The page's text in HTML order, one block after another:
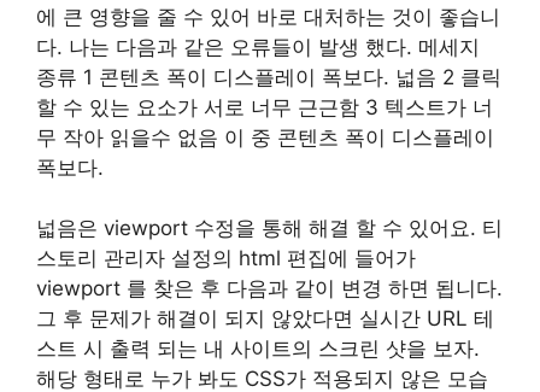
에 큰 영향을 줄 수 있어 바로 대처하는 것이 좋습니
다. 나는 다음과 같은 오류들이 발생 했다. 메세지
종류 1 콘텐츠 폭이 디스플레이 폭보다. 넓음 2 클릭
할 수 있는 요소가 서로 너무 근근함 3 텍스트가 너
무 작아 읽을수 없음 이 중 콘텐츠 폭이 디스플레이
폭보다.
넓음은 viewport 수정을 통해 해결 할 수 있어요. 티
스토리 관리자 설정의 html 편집에 들어가
viewport 를 찾은 후 다음과 같이 변경 하면 됩니다.
그 후 문제가 해결이 되지 않았다면 실시간 URL 테
스트 시 출력 되는 내 사이트의 스크린 샷을 보자.
해당 형태로 누가 봐도 CSS가 적용되지 않은 모습